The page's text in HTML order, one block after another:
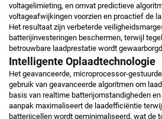
voltagelimieting, en omvat predictieve
voltageafwijkingen voorzien en proactief de
Het resultaat zijn verbeterde
batterijinvesteringen beschermen, terwijl
betrouwbare laadprestatie wordt
Intelligente Oplaadtechnologie
Het geavanceerde, microprocessor-
gebruik van geavanceerde algoritmen om
basis van realtime batterijomstandigheden
aanpak maximaliseert de laadefficiëntie
batterijcellen wordt geminimaliseerd, wat de